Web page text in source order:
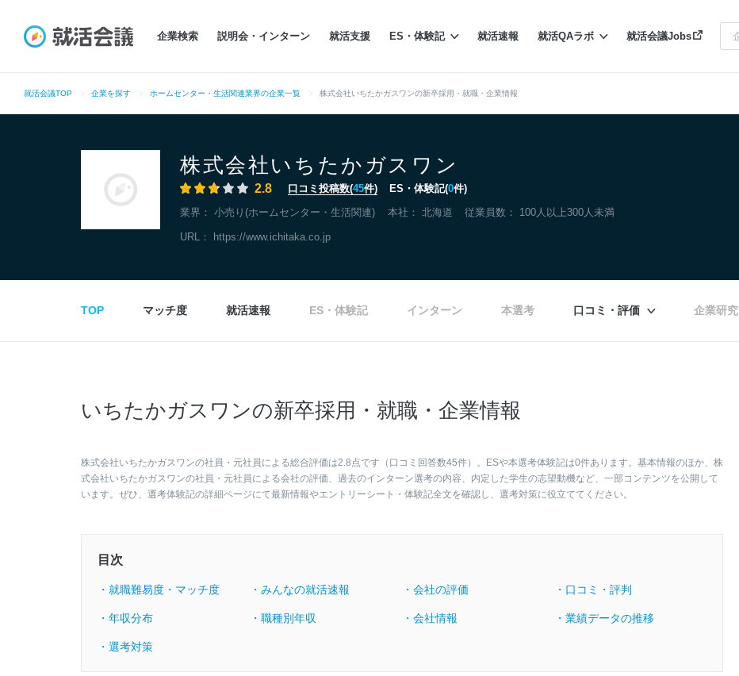
企業検索 説明会・インターン 就活支援 ES・体験記 就活速報 就活QAラボ 就活会議Jobs
就活会議TOP 企業を探す ホームセンター・生活関連業界の企業一覧 株式会社いちたかガスワンの新卒採用・就職・企業情報
株式会社いちたかガスワン
2.8 口コミ投稿数(45件) ES・体験記(0件)
業界： 小売り(ホームセンター・生活関連) 本社： 北海道 従業員数： 100人以上300人未満
URL： https://www.ichitaka.co.jp
TOP マッチ度 就活速報 ES・体験記 インターン 本選考 口コミ・評価 企業研究
いちたかガスワンの新卒採用・就職・企業情報
株式会社いちたかガスワンの社員・元社員による総合評価は2.8点です（口コミ回答数45件）。ESや本選考体験記は0件あります。基本情報のほか、株
式会社いちたかガスワンの社員・元社員による会社の評価、過去のインターン選考の内容、内定した学生の志望動機など、一部コンテンツを公開して
います。ぜひ、選考体験記の詳細ページにて最新情報やエントリーシート・体験記全文を確認し、選考対策に役立ててください。
目次
・就職難易度・マッチ度 ・みんなの就活速報 ・会社の評価 ・口コミ・評判
・年収分布 ・職種別年収 ・会社情報 ・業績データの推移
・選考対策